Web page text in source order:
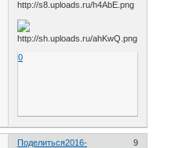
0
Поделиться 9
2016-